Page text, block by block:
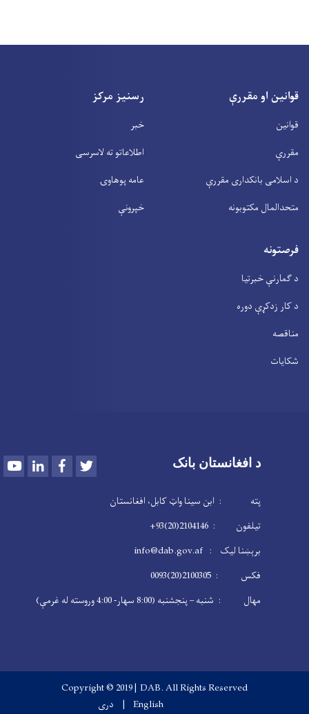
قوانین او مقررې
قوانین
مقررې
د اسلامی بانکداری مقررې
متحدالمال مکتوبونه
رسنیز مرکز
خبر
اطلاعاتو ته لاسرسی
عامه پوهاوۍ
خپرونې
فرصتونه
د ګمارنې خبرتیا
د کار زدکړې دوره
مناقصه
شکایات
د افغانستان بانک YoutubeLinkedInFacebook
پته : ابن سینا واټ کابل، افغانستان
تیلفون : 2104146(20)93+
برېښنا لیک : info@dab.gov.af
فکس : 2100305(20)0093
مهال : شنبه – پنجشنبه (8:00 سهار- 4:00 وروسته له غرمې)
Copyright © 2019 | DAB. All Rights Reserved
English
دری